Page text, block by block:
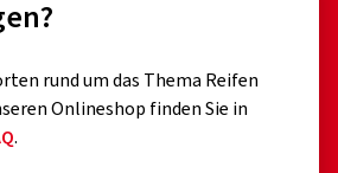
VO 2020/740 erfolgt ist)
im Detail
rund um das Thema Reifen
Onlineshop finden Sie in
.